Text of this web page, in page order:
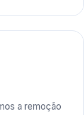
a remoção